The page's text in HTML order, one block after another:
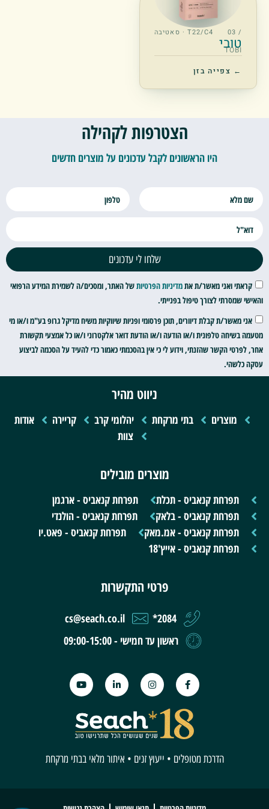
/ 03 T22/C4 · סאטיבה
טובי
TOBI
← צפייה בזן
הצטרפות לקהילה
היו הראשונים לקבל עדכונים על מוצרים חדשים
קראתי ואני מאשר/ת אתמדיניות הפרטיותשל האתר, ומסכים/ה לשמירת המידע הרפואי
והאישי שמסרתי לצורך טיפול בפנייתי.
אני מאשר/ת קבלת דיוורים, תוכן פרסומי ופניות שיווקיות משיח מדיקל גרופ בע"מ ו/או מי
מטעמה בשיחה טלפונית ו/או הודעה ו/או הודעת דואר אלקטרוני ו/או כל אמצעי תקשורת
אחר, לפרטי הקשר שהזנתי, וידוע לי כי אין בהסכמתי כאמור כדי להעיד על הסכמה לביצוע
עסקה כלשהי.
שלחו לי עדכונים
ניווט מהיר
מוצרים בתי מרקחת יהלומי קרב קריירה
אודות
צוות
מוצרים מובילים
תפרחת קנאביס - תכלת
תפרחת קנאביס - ארגמן
תפרחת קנאביס - בלאק
תפרחת קנאביס - הולנדי
תפרחת קנאביס - אמ.מאק
תפרחת קנאביס - פאט.יו
תפרחת קנאביס - אייץ'18
פרטי התקשרות
2084*
cs@seach.co.il
ראשון עד חמישי - 09:00-15:00
הדרכת מטופלים • ייעוץ זנים • איתור מלאי בבתי מרקחת